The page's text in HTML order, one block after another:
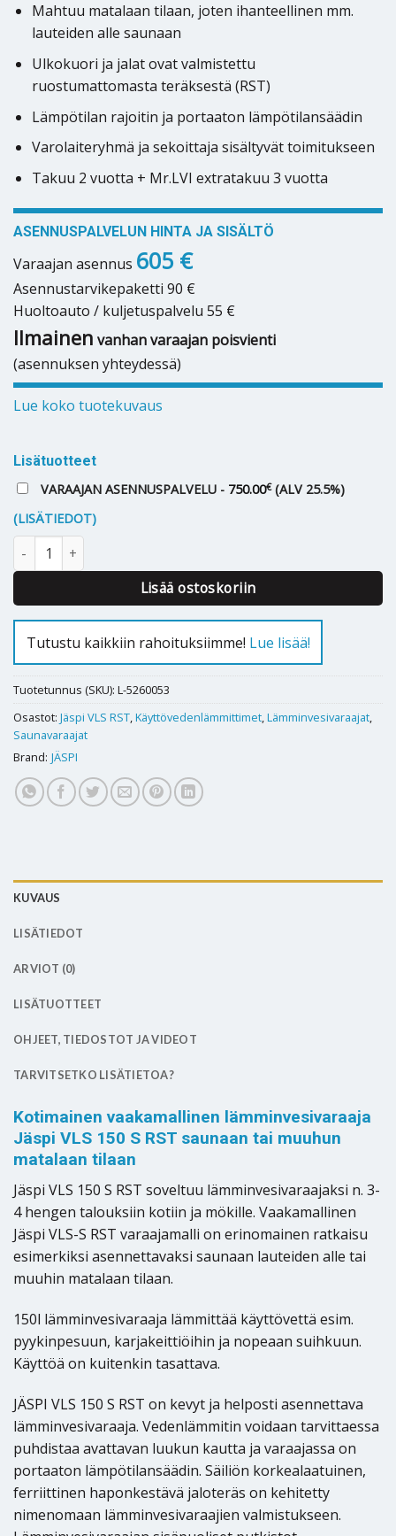
Mahtuu matalaan tilaan, joten ihanteellinen mm.
lauteiden alle saunaan
Ulkokuori ja jalat ovat valmistettu
ruostumattomasta teräksestä (RST)
Lämpötilan rajoitin ja portaaton lämpötilansäädin
Varolaiteryhmä ja sekoittaja sisältyvät toimitukseen
Takuu 2 vuotta + Mr.LVI extratakuu 3 vuotta
ASENNUSPALVELUN HINTA JA SISÄLTÖ
Varaajan asennus 605 €
Asennustarvikepaketti 90 €
Huoltoauto / kuljetuspalvelu 55 €
Ilmainen vanhan varaajan poisvienti
(asennuksen yhteydessä)
Lue koko tuotekuvaus
Lisätuotteet
VARAAJAN ASENNUSPALVELU - 750.00€ (ALV 25.5%)
(LISÄTIEDOT)
Lämminvesivaraaja Jäspi VLS 150 S rst (saunamalli) määrä
Lisää ostoskoriin
Tutustu kaikkiin rahoituksiimme! Lue lisää!
Tuotetunnus (SKU): L-5260053
Osastot: Jäspi VLS RST,Käyttövedenlämmittimet,Lämminvesivaraajat,
Saunavaraajat
Brand: JÄSPI
KUVAUS
LISÄTIEDOT
ARVIOT (0)
LISÄTUOTTEET
OHJEET, TIEDOSTOT JA VIDEOT
TARVITSETKO LISÄTIETOA?
Kotimainen vaakamallinen lämminvesivaraaja
Jäspi VLS 150 S RST saunaan tai muuhun
matalaan tilaan
Jäspi VLS 150 S RST soveltuu lämminvesivaraajaksi n. 3-
4 hengen talouksiin kotiin ja mökille. Vaakamallinen
Jäspi VLS-S RST varaajamalli on erinomainen ratkaisu
esimerkiksi asennettavaksi saunaan lauteiden alle tai
muuhin matalaan tilaan.
150l lämminvesivaraaja lämmittää käyttövettä esim.
pyykinpesuun, karjakeittiöihin ja nopeaan suihkuun.
Käyttöä on kuitenkin tasattava.
JÄSPI VLS 150 S RST on kevyt ja helposti asennettava
lämminvesivaraaja. Vedenlämmitin voidaan tarvittaessa
puhdistaa avattavan luukun kautta ja varaajassa on
portaaton lämpötilansäädin. Säiliön korkealaatuinen,
ferriittinen haponkestävä jaloteräs on kehitetty
nimenomaan lämminvesivaraajien valmistukseen.